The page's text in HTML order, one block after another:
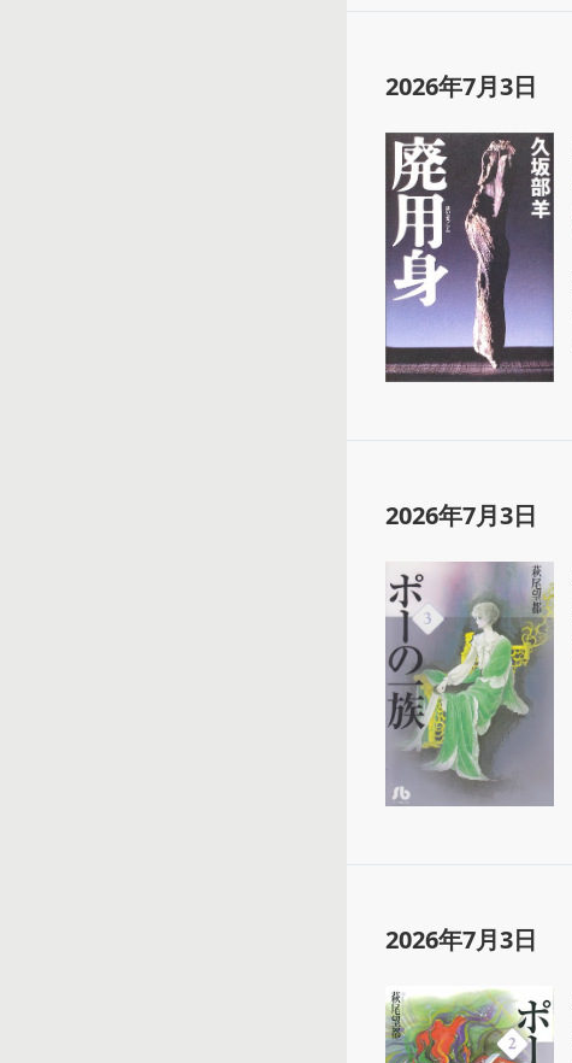
2026年7月3日
2026年7月3日
2026年7月3日